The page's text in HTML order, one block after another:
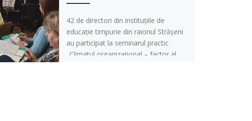
42 de directori din instituțiile de
educație timpurie din raionul Strășeni
au participat la seminarul practic
„Climatul organizațional – factor al